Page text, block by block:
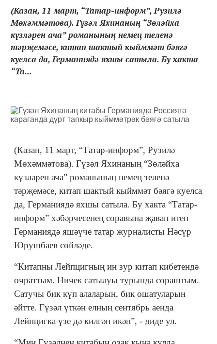
(Казан, 11 март, “Татар-информ”, Рузилә
Мөхәммәтова). Гүзәл Яхинаның “Зөләйха
күзләрен ача” романының немец теленә
тәрҗемәсе, китап шактый кыйммәт бәягә
куелса да, Германиядә яхшы сатыла. Бу хакта
“Та...
(Казан, 11 март, “Татар-информ”, Рузилә
Мөхәммәтова). Гүзәл Яхинаның “Зөләйха
күзләрен ача” романының немец теленә
тәрҗемәсе, китап шактый кыйммәт бәягә куелса
да, Германиядә яхшы сатыла. Бу хакта “Татар-
информ” хәбәрчесенең соравына җавап итеп
Германиядә яшәүче татар журналисты Нәсүр
Юрушбаев сөйләде.
“Китапны Лейпцигның ин зур китап кибетендә
очраттым. Ничек сатылуы турында сораштым.
Сатучы бик күп алаларын, бик ошатуларын
әйтте. Гүзәл үткән елның сентябрь аенда
Лейпцигка үзе дә килгән икән”, - диде ул.